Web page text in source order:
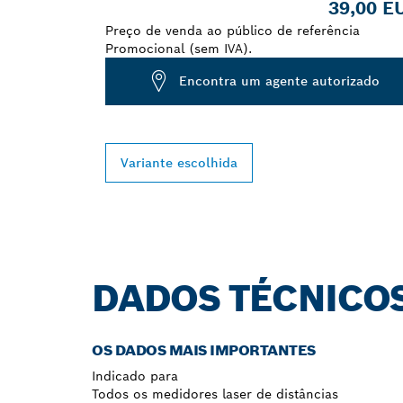
39,00
Preço de venda ao público de referência
Promocional (sem IVA).
Encontra um agente autorizado
Variante escolhida
DADOS
OS DADOS MAIS IMPORTANTES
Indicado para
Todos os medidores laser de distâncias